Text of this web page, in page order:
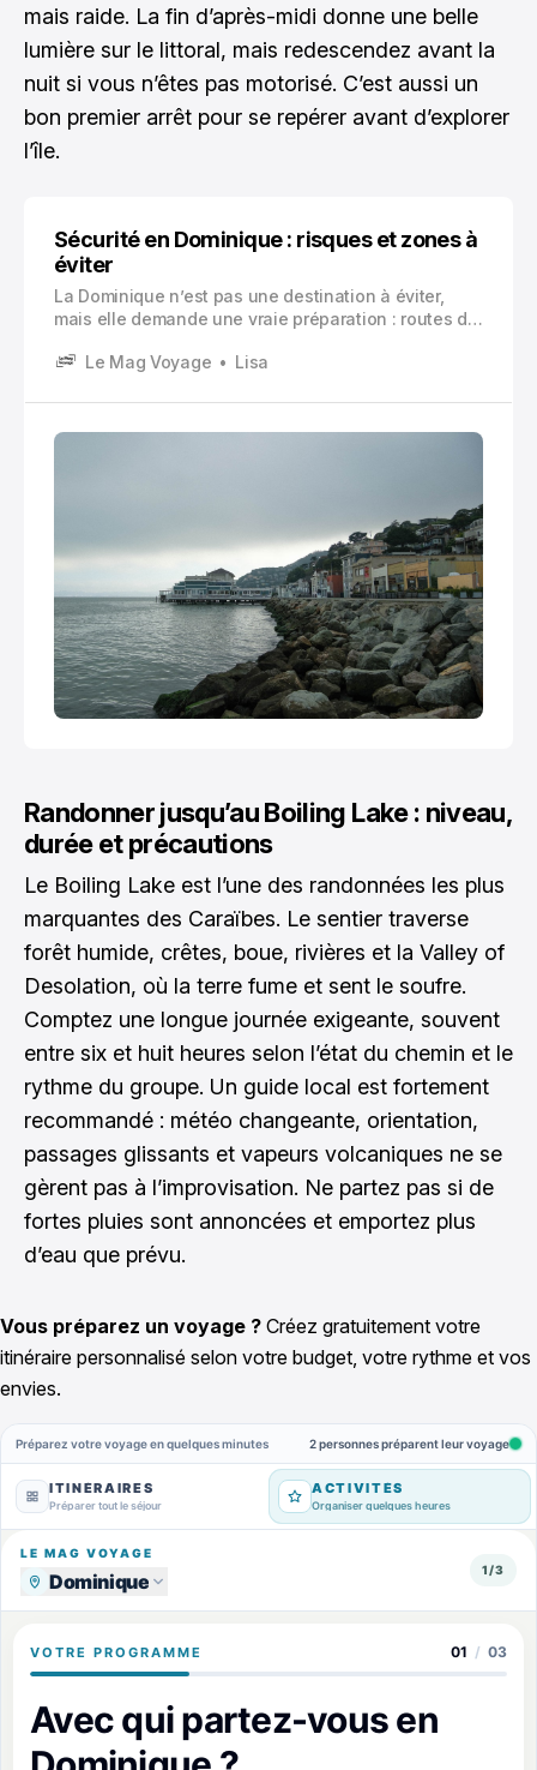
mais raide. La fin d’après-midi donne une belle
lumière sur le littoral, mais redescendez avant la
nuit si vous n’êtes pas motorisé. C’est aussi un
bon premier arrêt pour se repérer avant d’explorer
l’île.
Sécurité en Dominique : risques et zones à
éviter
La Dominique n’est pas une destination à éviter,
mais elle demande une vraie préparation : routes de
opportunistes à Roseau ou Portsmouth. Voici les
Le Mag Voyage Lisa
Randonner jusqu’au Boiling Lake : niveau,
durée et précautions
Le Boiling Lake est l’une des randonnées les plus
marquantes des Caraïbes. Le sentier traverse
forêt humide, crêtes, boue, rivières et la Valley of
Desolation, où la terre fume et sent le soufre.
Comptez une longue journée exigeante, souvent
entre six et huit heures selon l’état du chemin et le
rythme du groupe. Un guide local est fortement
recommandé : météo changeante, orientation,
passages glissants et vapeurs volcaniques ne se
gèrent pas à l’improvisation. Ne partez pas si de
fortes pluies sont annoncées et emportez plus
d’eau que prévu.
Vous préparez un voyage ? Créez gratuitement votre
itinéraire personnalisé selon votre budget, votre rythme et vos
envies.